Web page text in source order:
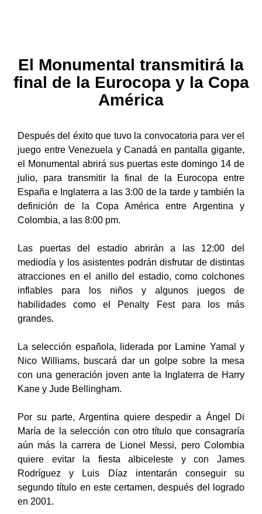
El Monumental transmitirá la
final de la Eurocopa y la Copa
América
Después del éxito que tuvo la convocatoria para ver el
juego entre Venezuela y Canadá en pantalla gigante,
el Monumental abrirá sus puertas este domingo 14 de
julio, para transmitir la final de la Eurocopa entre
España e Inglaterra a las 3:00 de la tarde y también la
definición de la Copa América entre Argentina y
Colombia, a las 8:00 pm.
Las puertas del estadio abrirán a las 12:00 del
mediodía y los asistentes podrán disfrutar de distintas
atracciones en el anillo del estadio, como colchones
inflables para los niños y algunos juegos de
habilidades como el Penalty Fest para los más
grandes.
La selección española, liderada por Lamine Yamal y
Nico Williams, buscará dar un golpe sobre la mesa
con una generación joven ante la Inglaterra de Harry
Kane y Jude Bellingham.
Por su parte, Argentina quiere despedir a Ángel Di
María de la selección con otro título que consagraría
aún más la carrera de Lionel Messi, pero Colombia
quiere evitar la fiesta albiceleste y con James
Rodríguez y Luis Díaz intentarán conseguir su
segundo título en este certamen, después del logrado
en 2001.